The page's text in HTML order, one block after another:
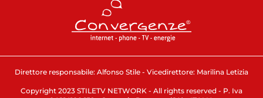
Direttore responsabile: Alfonso Stile - Vicedirettore: Marilina Letizia
Copyright 2023 STILETV NETWORK - All rights reserved - P. Iva